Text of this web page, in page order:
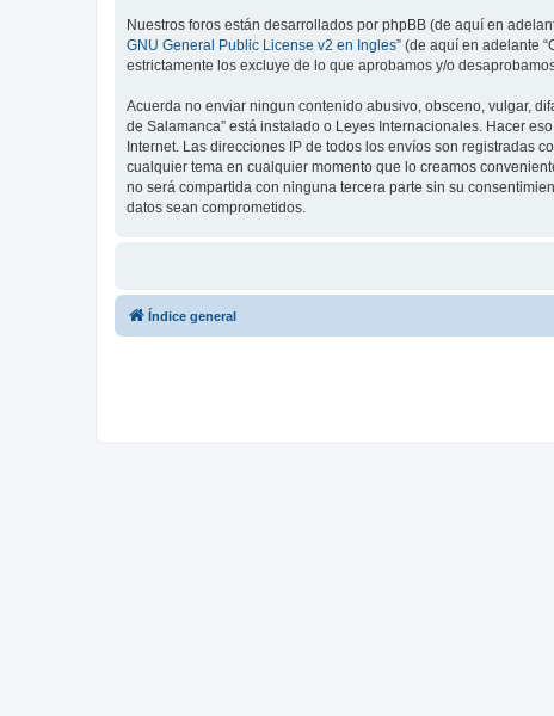
Nuestros foros están desarrollados por phpBB (de aquí en
GNU General Public License v2 en Ingles” (de aquí en adelante
estrictamente los excluye de lo que aprobamos y/o
Acuerda no enviar ningun contenido abusivo, obsceno, vulgar,
de Salamanca” está instalado o Leyes Internacionales. Hacer
Internet. Las direcciones IP de todos los envíos son registradas
cualquier tema en cualquier momento que lo creamos
no será compartida con ninguna tercera parte sin su
datos sean comprometidos.
Índice general